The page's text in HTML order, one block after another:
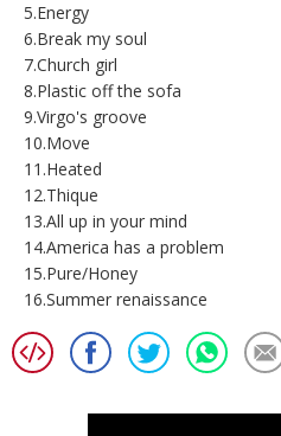
5.Energy
6.Break my soul
7.Church girl
8.Plastic off the sofa
9.Virgo's groove
10.Move
11.Heated
12.Thique
13.All up in your mind
14.America has a problem
15.Pure/Honey
16.Summer renaissance